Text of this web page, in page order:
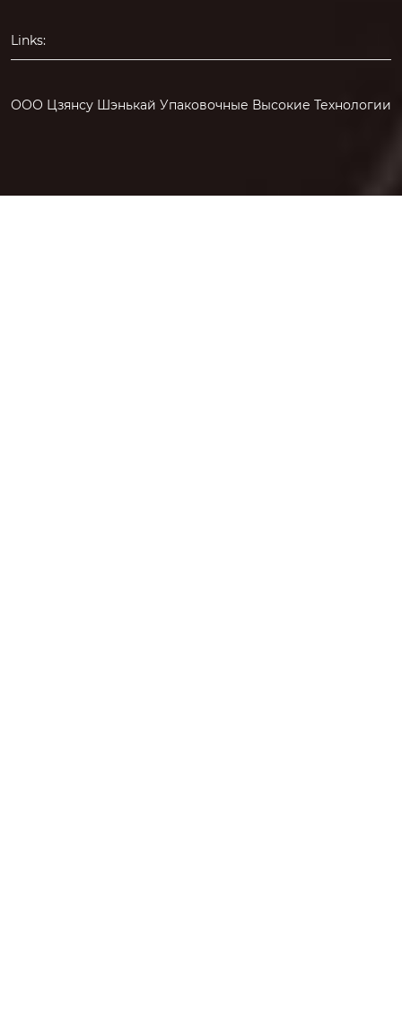
Links:
ООО Цзянсу Шэнькай Упаковочные Высокие Технологии